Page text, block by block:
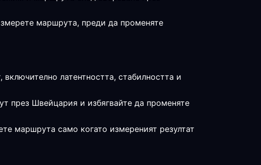
маршрута, преди да променяте
латентността, стабилността и
през Швейцария и избягвайте да променяте
маршрута само когато измереният резултат